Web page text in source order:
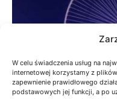
W celu świadczenia usług na
internetowej korzystamy z
zapewnienie prawidłowego
podstawowych jej funkcji, a po